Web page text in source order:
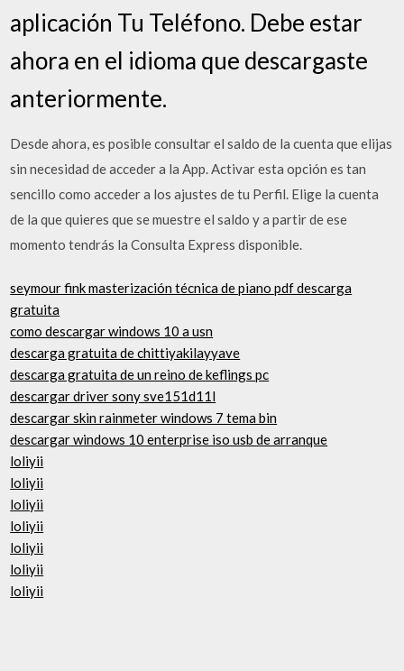
aplicación Tu Teléfono. Debe estar
ahora en el idioma que descargaste
anteriormente.
Desde ahora, es posible consultar el saldo de la cuenta que elijas
sin necesidad de acceder a la App. Activar esta opción es tan
sencillo como acceder a los ajustes de tu Perfil. Elige la cuenta
de la que quieres que se muestre el saldo y a partir de ese
momento tendrás la Consulta Express disponible.
seymour fink masterización técnica de piano pdf descarga
gratuita
como descargar windows 10 a usn
descarga gratuita de chittiyakilayyave
descarga gratuita de un reino de keflings pc
descargar driver sony sve151d11l
descargar skin rainmeter windows 7 tema bin
descargar windows 10 enterprise iso usb de arranque
loliyii
loliyii
loliyii
loliyii
loliyii
loliyii
loliyii